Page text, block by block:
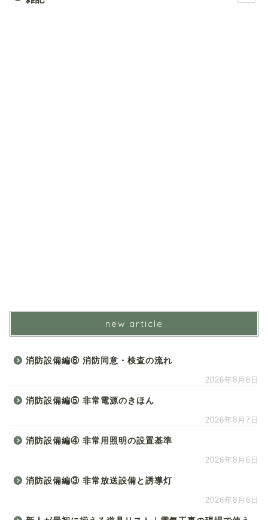
new article
消防設備編⑥ 消防同意・検査の流れ
2026年8月8日
消防設備編⑤ 非常電源のきほん
2026年8月7日
消防設備編④ 非常用照明の設置基準
2026年8月6日
消防設備編③ 非常放送設備と誘導灯
2026年8月6日